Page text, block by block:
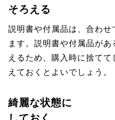
そろえる
説明書や付属品は、合わ
ます。説明書や付属品が
えるため、購入時に捨て
えておくとよいでしょう。
綺麗な状態に